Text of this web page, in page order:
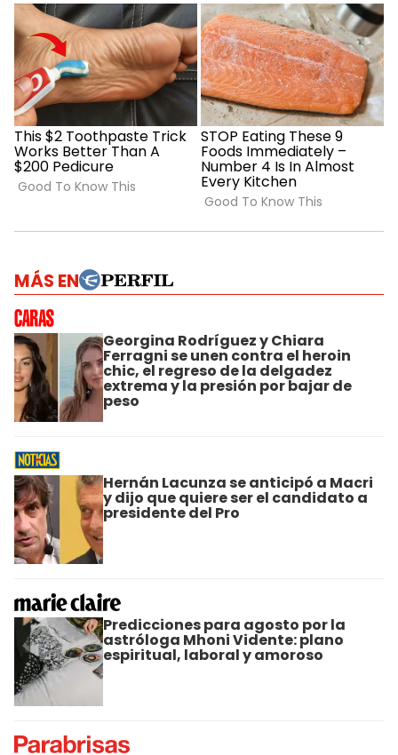
MÁS EN
Georgina Rodríguez y Chiara
Ferragni se unen contra el heroin
chic, el regreso de la delgadez
extrema y la presión por bajar de
peso
Hernán Lacunza se anticipó a Macri
y dijo que quiere ser el candidato a
presidente del Pro
Predicciones para agosto por la
astróloga Mhoni Vidente: plano
espiritual, laboral y amoroso